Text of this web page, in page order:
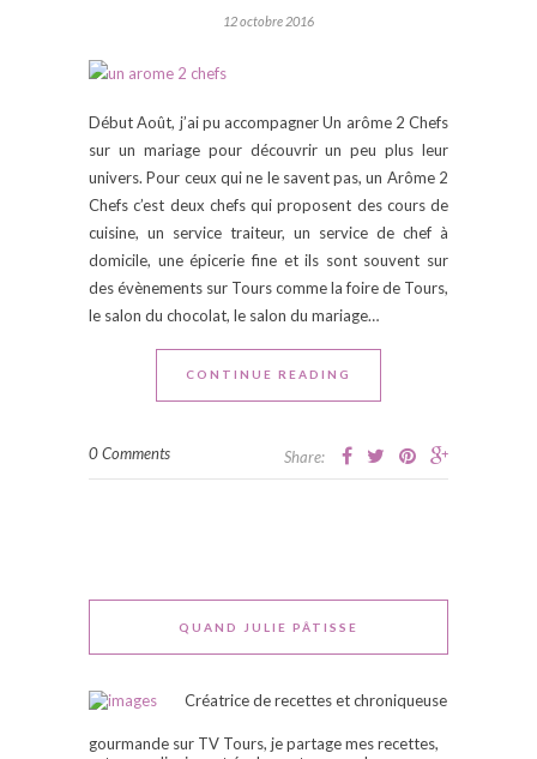
12 octobre 2016
Début Août, j’ai pu accompagner Un arôme 2 Chefs
sur un mariage pour découvrir un peu plus leur
univers. Pour ceux qui ne le savent pas, un Arôme 2
Chefs c’est deux chefs qui proposent des cours de
cuisine, un service traiteur, un service de chef à
domicile, une épicerie fine et ils sont souvent sur
des évènements sur Tours comme la foire de Tours,
le salon du chocolat, le salon du mariage…
CONTINUE READING
0 Comments Share:
QUAND JULIE PÂTISSE
Créatrice de recettes et chroniqueuse
gourmande sur TV Tours, je partage mes recettes,